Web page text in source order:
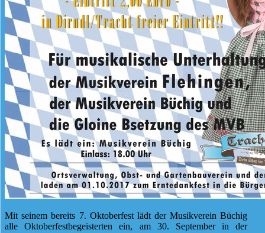
Mit seinem bereits 7. Oktoberfest lädt der Musikverein Büchig
alle Oktoberfestbegeisterten ein, am 30. September in der